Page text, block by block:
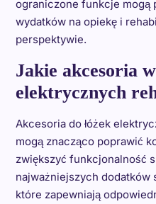
ograniczone funkcje mogą
wydatków na opiekę i
perspektywie.
Jakie akcesoria
elektrycznych
Akcesoria do łóżek
mogą znacząco poprawić
zwiększyć funkcjonalność
najważniejszych dodatków
które zapewniają